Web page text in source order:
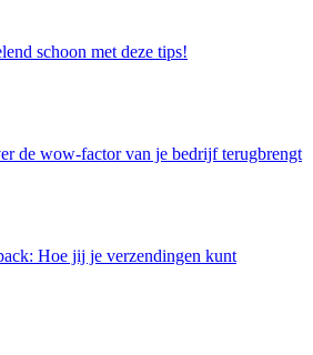
schoon met deze tips!
de wow-factor van je bedrijf terugbrengt
Hoe jij je verzendingen kunt